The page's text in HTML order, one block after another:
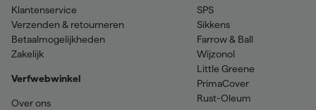
Klantenservice
Verzenden & retourneren
Betaalmogelijkheden
Zakelijk
Verfwebwinkel
Over ons
SPS
Sikkens
Farrow & Ball
Wijzonol
Little Greene
PrimaCover
Rust-Oleum